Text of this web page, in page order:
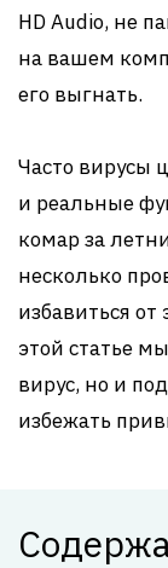
HD Audio, не
на вашем
его выгнать.
Часто вирусы
и реальные
комар за
несколько
избавиться
этой статье
вирус, но и
избежать